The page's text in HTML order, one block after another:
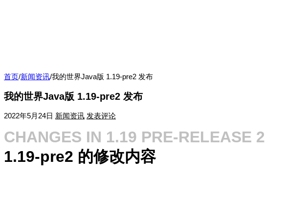
首页/新闻资讯/我的世界Java版 1.19-pre2 发布
我的世界Java版 1.19-pre2 发布
2022年5月24日 新闻资讯 发表评论
CHANGES IN 1.19 PRE-RELEASE 2
1.19-pre2 的修改内容